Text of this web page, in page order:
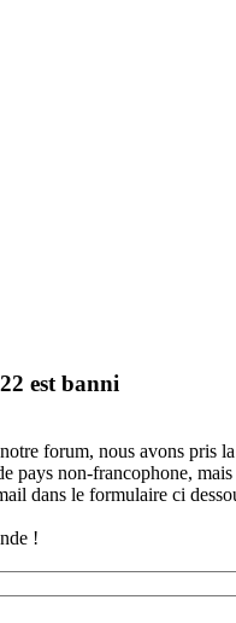
est banni
forum, nous avons pris
pays non-francophone,
dans le formulaire ci
!